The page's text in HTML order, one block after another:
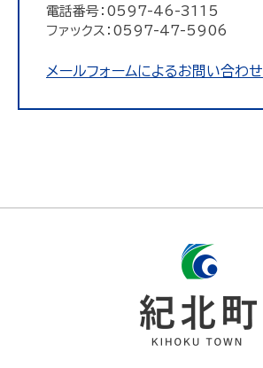
電話番号：0597-46-3115
ファックス：0597-47-5906
メールフォームによるお問い合わせ